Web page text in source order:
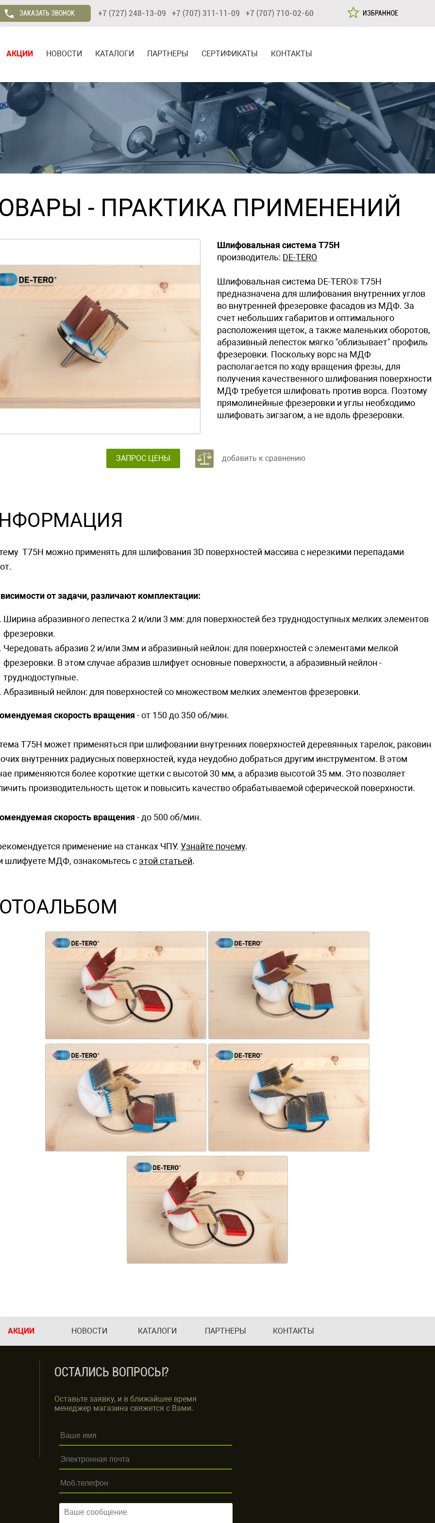
ЗАКАЗАТЬ ЗВОНОК +7 (727) 248-13-09 +7 (707) 311-11-09 +7 (707) 710-02-60 ИЗБРАННОЕ
АКЦИИ НОВОСТИ КАТАЛОГИ ПАРТНЕРЫ СЕРТИФИКАТЫ КОНТАКТЫ
- ПРАКТИКА ПРИМЕНЕНИЙ
Шлифовальная система T75H
производитель: DE-TERO
Шлифовальная система DE-TERO® T75H
предназначена для шлифования внутренних углов
во внутренней фрезеровке фасадов из МДФ. За
счет небольших габаритов и оптимального
расположения щеток, а также маленьких оборотов,
абразивный лепесток мягко "облизывает" профиль
фрезеровки. Поскольку ворс на МДФ
располагается по ходу вращения фрезы, для
получения качественного шлифования поверхности
МДФ требуется шлифовать против ворса. Поэтому
прямолинейные фрезеровки и углы необходимо
шлифовать зигзагом, а не вдоль фрезеровки.
добавить к сравнению
ЗАПРОС ЦЕНЫ
T75H можно применять для шлифования 3D поверхностей массива с нерезкими перепадами
от задачи, различают комплектации:
Ширина абразивного лепестка 2 и/или 3 мм: для поверхностей без труднодоступных мелких элементов
фрезеровки.
Чередовать абразив 2 и/или 3мм и абразивный нейлон: для поверхностей с элементами мелкой
фрезеровки. В этом случае абразив шлифует основные поверхности, а абразивный нейлон -
труднодоступные.
Абразивный нейлон: для поверхностей со множеством мелких элементов фрезеровки.
скорость вращения - от 150 до 350 об/мин.
T75H может применяться при шлифовании внутренних поверхностей деревянных тарелок, раковин
внутренних радиусных поверхностей, куда неудобно добраться другим инструментом. В этом
применяются более короткие щетки с высотой 30 мм, а абразив высотой 35 мм. Это позволяет
производительность щеток и повысить качество обрабатываемой сферической поверхности.
скорость вращения - до 500 об/мин.
применение на станках ЧПУ. Узнайте почему.
шлифуете МДФ, ознакомьтесь с этой статьей.
АКЦИИ НОВОСТИ КАТАЛОГИ ПАРТНЕРЫ КОНТАКТЫ
ОСТАЛИСЬ ВОПРОСЫ?
Оставьте заявку, и в ближайшее время
менеджер магазина свяжется с Вами.